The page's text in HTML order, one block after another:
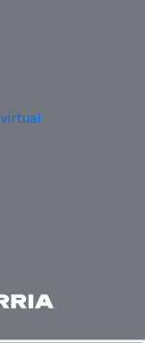
virtual